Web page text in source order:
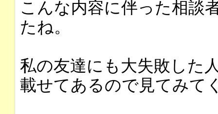
こんな内容に伴った相談
たね。
私の友達にも大失敗した
載せてあるので見てみて